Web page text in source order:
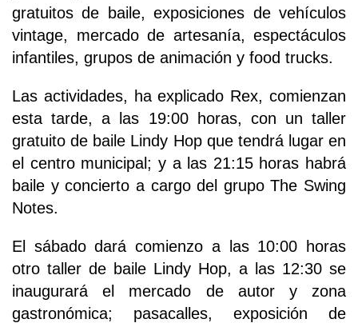
gratuitos de baile, exposiciones de vehículos
vintage, mercado de artesanía, espectáculos
infantiles, grupos de animación y food trucks.
Las actividades, ha explicado Rex, comienzan
esta tarde, a las 19:00 horas, con un taller
gratuito de baile Lindy Hop que tendrá lugar en
el centro municipal; y a las 21:15 horas habrá
baile y concierto a cargo del grupo The Swing
Notes.
El sábado dará comienzo a las 10:00 horas
otro taller de baile Lindy Hop, a las 12:30 se
inaugurará el mercado de autor y zona
gastronómica; pasacalles, exposición de